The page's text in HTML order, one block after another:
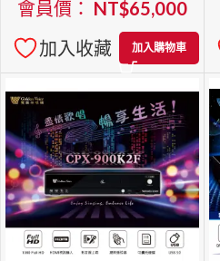
會員價： NT$65,000
加入收藏
加入購物車